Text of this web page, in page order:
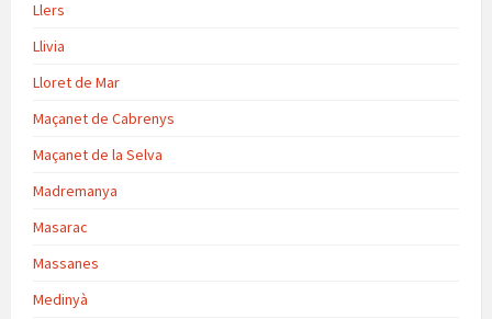
Llers
Llivia
Lloret de Mar
Maçanet de Cabrenys
Maçanet de la Selva
Madremanya
Masarac
Massanes
Medinyà